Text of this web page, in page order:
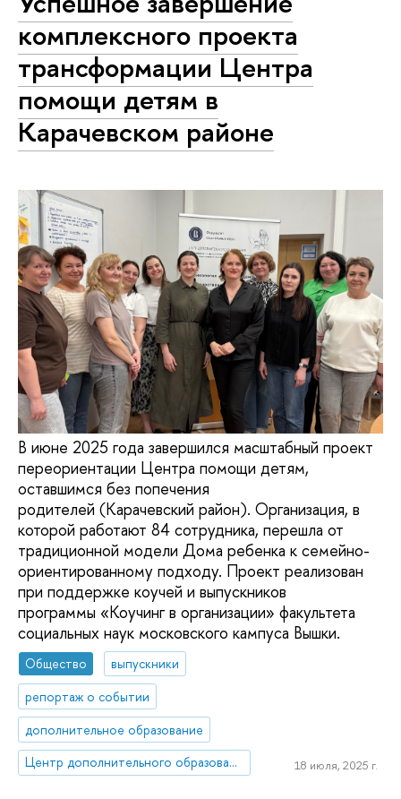
комплексного проекта
трансформации Центра
помощи детям в
Карачевском районе
В июне 2025 года завершился масштабный проект
переориентации Центра помощи детям,
оставшимся без попечения
родителей (Карачевский район). Организация, в
которой работают 84 сотрудника, перешла от
традиционной модели Дома ребенка к семейно-
ориентированному подходу. Проект реализован
при поддержке коучей и выпускников
программы «Коучинг в организации» факультета
социальных наук московского кампуса Вышки.
Общество
выпускники
репортаж о событии
дополнительное образование
Центр дополнительного образования
18 июля, 2025 г.